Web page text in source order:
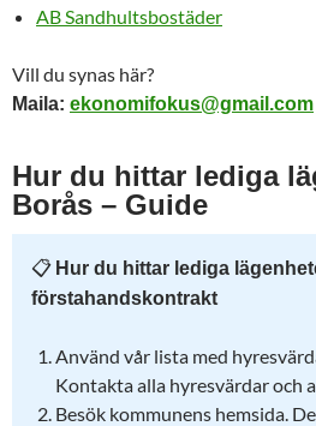
AB Sandhultsbostäder
Vill du synas här?
Maila: ekonomifokus@gmail.com
Hur du hittar lediga
Borås – Guide
📋 Hur du hittar lediga
förstahandskontrakt
Använd vår lista med
Kontakta alla hyresvärdar och
Besök kommunens hemsida.